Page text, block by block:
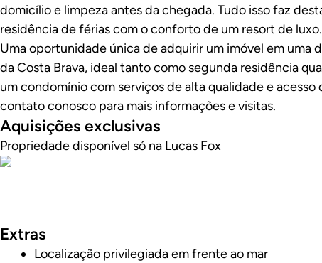
domicílio e limpeza antes da chegada. Tudo isso faz
residência de férias com o conforto de um resort de luxo.
Uma oportunidade única de adquirir um imóvel em uma
da Costa Brava, ideal tanto como segunda residência
um condomínio com serviços de alta qualidade e acesso
contato conosco para mais informações e visitas.
Aquisições exclusivas
Propriedade disponível só na Lucas Fox
Extras
Localização privilegiada em frente ao mar